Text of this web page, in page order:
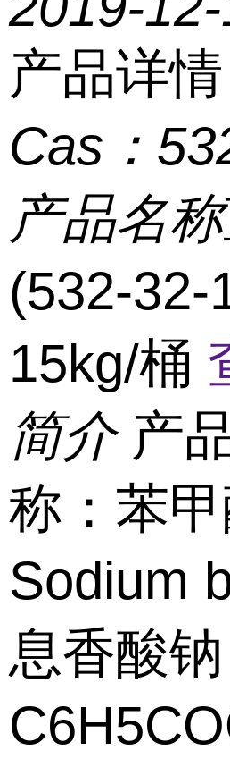
产品详情
Cas：
产品名称
(532-32-
15kg/桶
简介 产
称：苯
Sodium
息香酸钠